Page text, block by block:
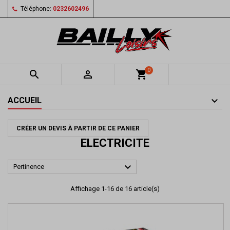
Téléphone: 0232602496
  shopping_cart0
ACCUEIL
CRÉER UN DEVIS À PARTIR DE CE PANIER
ELECTRICITE
Pertinence 
Affichage 1-16 de 16 article(s)